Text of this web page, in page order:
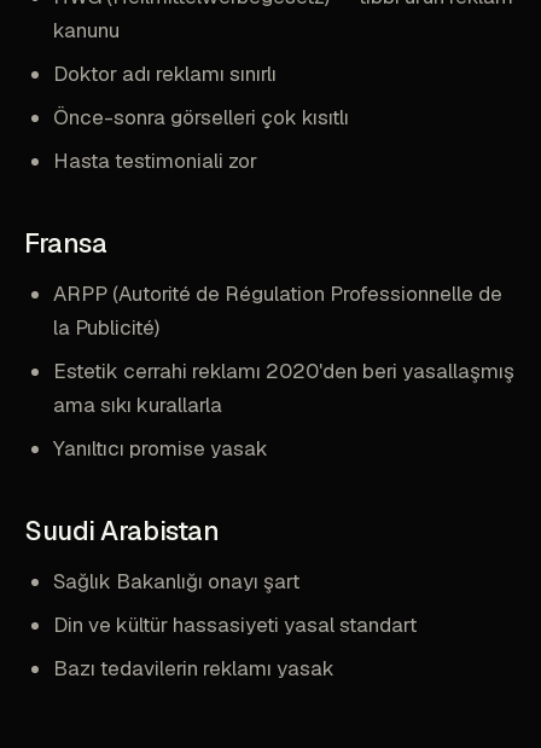
kanunu
Doktor adı reklamı sınırlı
Önce-sonra görselleri çok kısıtlı
Hasta testimoniali zor
Fransa
ARPP (Autorité de Régulation Professionnelle de
la Publicité)
Estetik cerrahi reklamı 2020'den beri yasallaşmış
ama sıkı kurallarla
Yanıltıcı promise yasak
Suudi Arabistan
Sağlık Bakanlığı onayı şart
Din ve kültür hassasiyeti yasal standart
Bazı tedavilerin reklamı yasak